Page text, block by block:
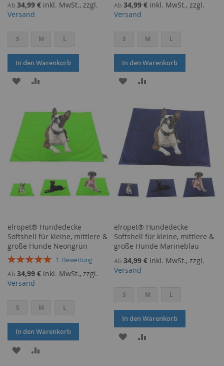
Ab 34,99 € inkl. MwSt., zzgl.
Versand
S M L
In den Warenkorb
ZUR
HINZUFÜGEN
HINZUFÜGEN
Ab 34,99 € inkl. MwSt., zzgl.
Versand
S M L
In den Warenkorb
ZUR
HINZUFÜGEN
HINZUFÜGEN
elropet® Hundedecke
Softshell für kleine, mittlere &
große Hunde Neongrün
Bewertung:
1 Bewertung
Ab 34,99 € inkl. MwSt., zzgl.
Versand
S M L
In den Warenkorb
ZUR
elropet® Hundedecke
Softshell für kleine, mittlere &
große Hunde Marineblau
Ab 34,99 € inkl. MwSt., zzgl.
Versand
S M L
In den Warenkorb
ZUR